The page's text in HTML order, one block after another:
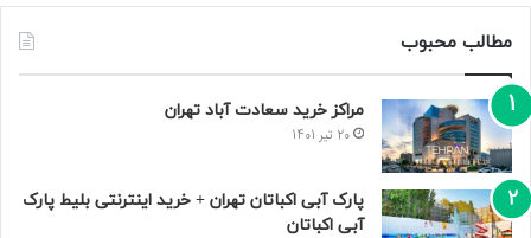
مطالب محبوب
مراکز خرید سعادت‌ آباد تهران
20 تیر 1401
پارک آبی اکباتان تهران + خرید اینترنتی بلیط پارک
آبی اکباتان